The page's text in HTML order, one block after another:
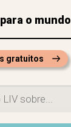
o mundo
gratuitos